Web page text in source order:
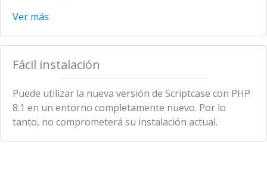
Ver más
Fácil instalación
Puede utilizar la nueva versión de Scriptcase con PHP
8.1 en un entorno completamente nuevo. Por lo
tanto, no comprometerá su instalación actual.